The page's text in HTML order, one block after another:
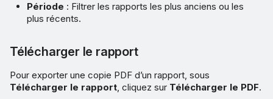
Période : Filtrer les rapports les plus anciens ou les
plus récents.
Télécharger le rapport
Pour exporter une copie PDF d’un rapport, sous
Télécharger le rapport, cliquez sur Télécharger le PDF.